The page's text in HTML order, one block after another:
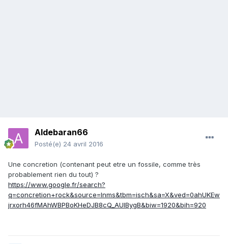
Aldebaran66
Posté(e) 24 avril 2016
Une concretion (contenant peut etre un fossile, comme très
probablement rien du tout) ?
https://www.google.fr/search?
q=concretion+rock&source=lnms&tbm=isch&sa=X&ved=0ahUKEw
jrxorh46fMAhWBPBoKHeDJB8cQ_AUIBygB&biw=1920&bih=920